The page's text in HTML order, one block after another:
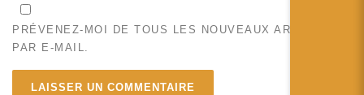
PRÉVENEZ-MOI DE TOUS LES NOUVEAUX ARTICLES
PAR E-MAIL.